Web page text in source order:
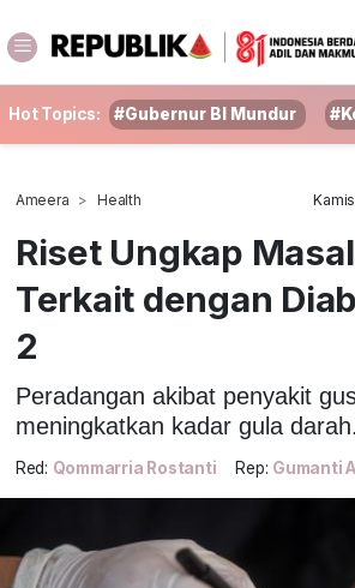
Hot Topics: #Gubernur BI Mundur
Ameera Health
Riset Ungkap
Terkait dengan
2
Peradangan akibat penyakit
meningkatkan kadar gula darah.
Red: Qommarria Rostanti Rep: Gumanti